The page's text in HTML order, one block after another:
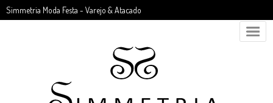
Simmetria Moda Festa - Varejo & Atacado